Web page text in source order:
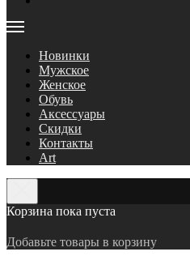
Новинки
Мужское
Женское
Обувь
Аксессуары
Скидки
Контакты
Art
Корзина пока пуста
Добавьте товары в корзину